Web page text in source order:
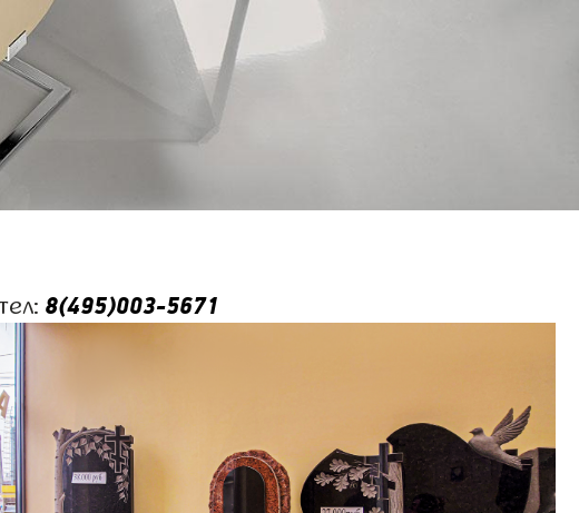
8(495)003-5671